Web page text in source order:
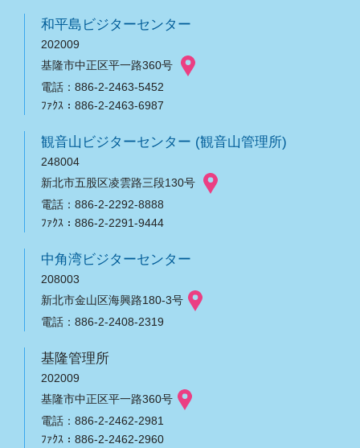
和平島ビジターセンター
202009
基隆市中正区平一路360号
電話：886-2-2463-5452
ﾌｧｸｽ：886-2-2463-6987
観音山ビジターセンター (観音山管理所)
248004
新北市五股区凌雲路三段130号
電話：886-2-2292-8888
ﾌｧｸｽ：886-2-2291-9444
中角湾ビジターセンター
208003
新北市金山区海興路180-3号
電話：886-2-2408-2319
基隆管理所
202009
基隆市中正区平一路360号
電話：886-2-2462-2981
ﾌｧｸｽ：886-2-2462-2960